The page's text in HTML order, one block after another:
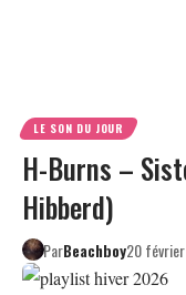
LE SON DU JOUR
H-Burns –
Hibberd)
ParBeachboy20